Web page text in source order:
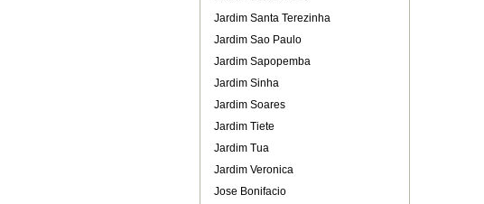
Jardim Santa Terezinha
Jardim Sao Paulo
Jardim Sapopemba
Jardim Sinha
Jardim Soares
Jardim Tiete
Jardim Tua
Jardim Veronica
Jose Bonifacio